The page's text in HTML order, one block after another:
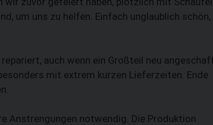
um uns zu helfen. Einfach unglaublich schön,
auch wenn ein Großteil neu
mit extrem kurzen Lieferzeiten. Ende
Anstrengungen notwendig. Die Produktion